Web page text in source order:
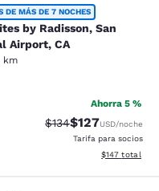
by Radisson,
DE MÁS DE 7 NOCHES
by Radisson, San
Airport, CA
km
Excelente. 219 reseñas
Ahorra 5 %
Precio tachado:
$134Precio con
$127USD/noche
Tarifa para socios
Ver detalles
$147 total